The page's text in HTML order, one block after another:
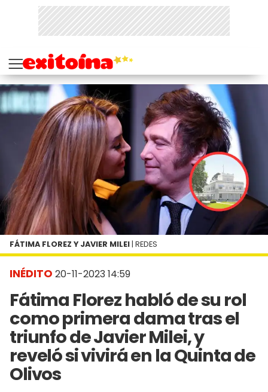
INÉDITO 20-11-2023 14:59
Fátima Florez habló de su rol
como primera dama tras el
triunfo de Javier Milei, y
reveló si vivirá en la Quinta de
Olivos
FÁTIMA FLOREZ Y JAVIER MILEI | REDES